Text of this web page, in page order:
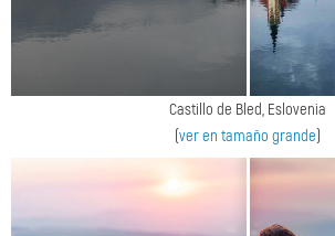
Castillo de Bled, Eslovenia
(ver en tamaño grande)